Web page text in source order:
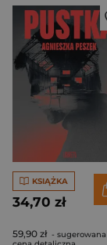
KSIĄŻKA
34,70 zł
59,90 zł - sugerowana